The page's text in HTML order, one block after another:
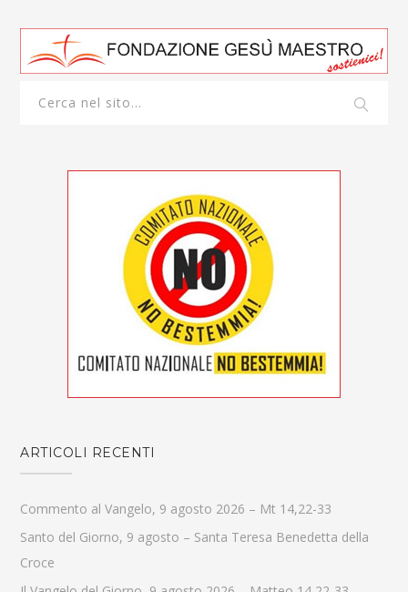
ARTICOLI RECENTI
Commento al Vangelo, 9 agosto 2026 – Mt 14,22-33
Santo del Giorno, 9 agosto – Santa Teresa Benedetta della
Croce